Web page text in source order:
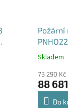
Požární
Průměrné
produktu
je
5,0
Skladem
73 290 Kč
88
Do